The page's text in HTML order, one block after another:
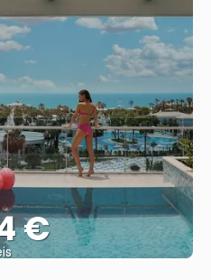
€